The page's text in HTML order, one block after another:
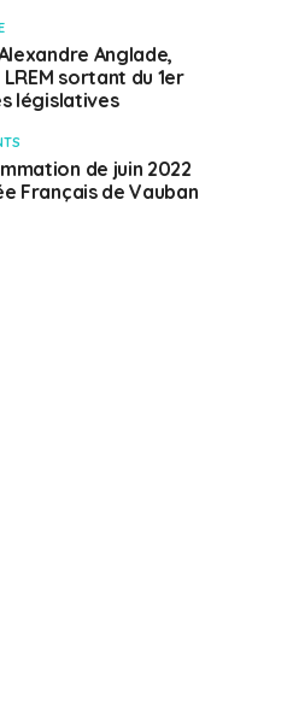
Anglade,
sortant du 1er
législatives
de juin 2022
Français de Vauban